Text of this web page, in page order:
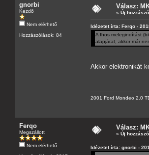
gnorbi
Kezdő
Nem elérhető
Hozzászólások: 84
Válasz:
« Új
Idézetet írta: Ferqo -
A fhos melegindítást
alapjárat, akkor már
Akkor elektronikát
2001 Ford Mondeo 2.0
Ferqo
Megszállott
Nem elérhető
Válasz:
« Új
Idézetet írta: gnorbi -